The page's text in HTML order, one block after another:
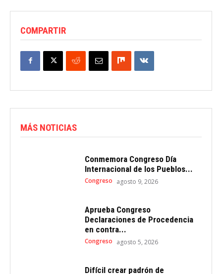
COMPARTIR
MÁS NOTICIAS
Conmemora Congreso Día
Internacional de los Pueblos...
Congreso agosto 9, 2026
Aprueba Congreso
Declaraciones de Procedencia
en contra...
Congreso agosto 5, 2026
Difícil crear padrón de